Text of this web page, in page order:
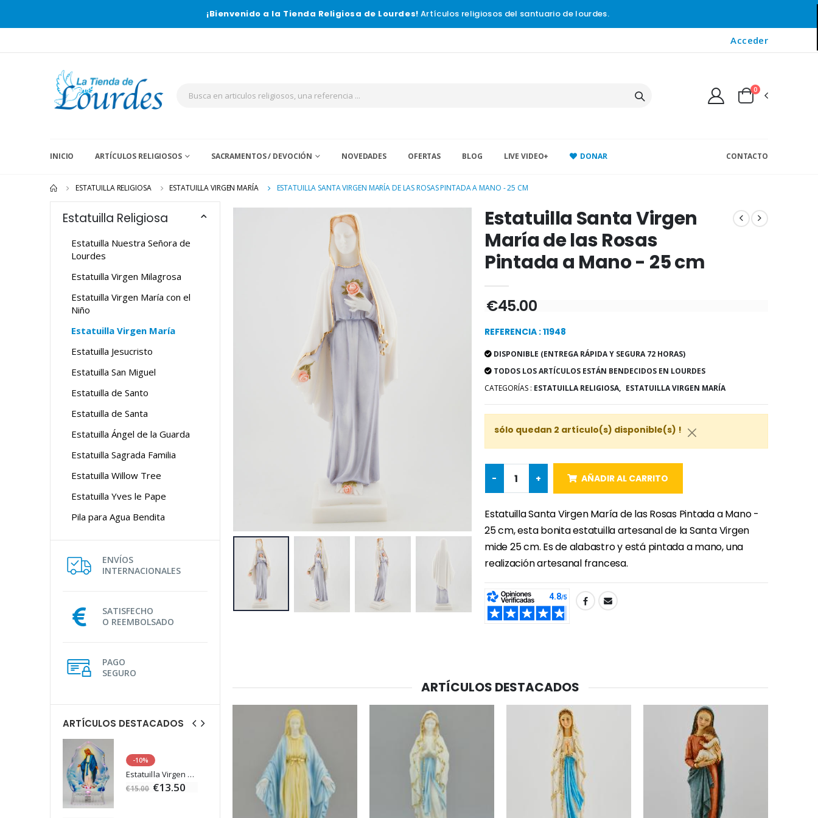
¡Bienvenido a la Tienda Religiosa de Lourdes! Artículos religiosos del santuario de lourdes.
Acceder
0
INICIO ARTÍCULOS RELIGIOSOS SACRAMENTOS / DEVOCIÓN NOVEDADES OFERTAS BLOG LIVE VIDEO+ DONAR CONTACTO
ESTATUILLA RELIGIOSA ESTATUILLA VIRGEN MARÍA ESTATUILLA SANTA VIRGEN MARÍA DE LAS ROSAS PINTADA A MANO - 25 CM
Estatuilla Religiosa
Estatuilla Nuestra Señora de
Lourdes
Estatuilla Virgen Milagrosa
Estatuilla Virgen María con el
Niño
Estatuilla Virgen María
Estatuilla Jesucristo
Estatuilla San Miguel
Estatuilla de Santo
Estatuilla de Santa
Estatuilla Ángel de la Guarda
Estatuilla Sagrada Familia
Estatuilla Willow Tree
Estatuilla Yves le Pape
Pila para Agua Bendita
ENVÍOS
INTERNACIONALES
SATISFECHO
O REEMBOLSADO
PAGO
SEGURO
ARTÍCULOS DESTACADOS
-10%
Estatuilla Virgen Milagrosa Luminosa
€15.00 €13.50
-20%
€24.90 €19.92
-10%
€15.00
Estatuilla Santa Virgen
María de las Rosas
Pintada a Mano - 25 cm
€45.00
REFERENCIA : 11948
DISPONIBLE (ENTREGA RÁPIDA Y SEGURA 72 HORAS)
TODOS LOS ARTÍCULOS ESTÁN BENDECIDOS EN LOURDES
CATEGORÍAS : ESTATUILLA RELIGIOSA, ESTATUILLA VIRGEN MARÍA
sólo quedan 2 artículo(s) disponible(s) !
- + AÑADIR AL CARRITO
Estatuilla Santa Virgen María de las Rosas Pintada a Mano -
25 cm, esta bonita estatuilla artesanal de la Santa Virgen
mide 25 cm. Es de alabastro y está pintada a mano, una
realización artesanal francesa.
SHARE:
ARTÍCULOS DESTACADOS